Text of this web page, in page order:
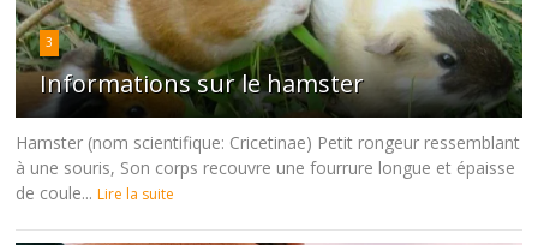
3
Informations sur le hamster
Hamster (nom scientifique: Cricetinae) Petit rongeur ressemblant
à une souris, Son corps recouvre une fourrure longue et épaisse
de coule... Lire la suite